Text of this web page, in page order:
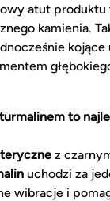
atut produktu
kamienia.
kojące
to
z
uchodzi za
wibracje i